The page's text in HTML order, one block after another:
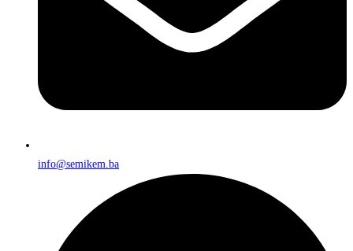
info@semikem.ba